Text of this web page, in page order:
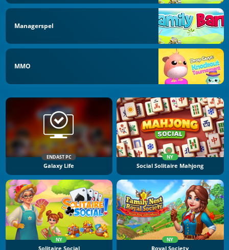
Managerspel
MMO
ENDAST PC
Galaxy Life
NY
Social Solitaire Mahjong
NY
Solitaire Social
NY
Royal Society